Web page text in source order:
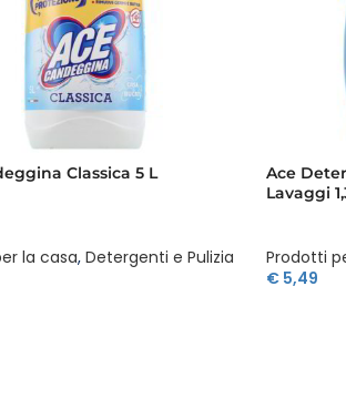
Classica 5 L
la casa, Detergenti e Pulizia
Ace
Lavaggi
Prodotti
€5,49